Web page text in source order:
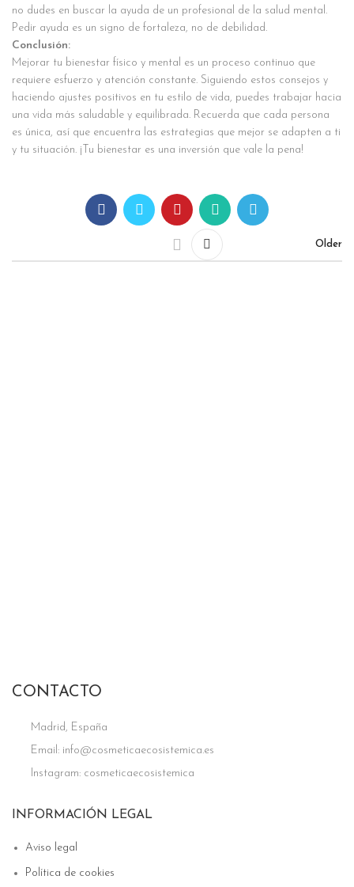
no dudes en buscar la ayuda de un profesional de la salud mental.
Pedir ayuda es un signo de fortaleza, no de debilidad.
Conclusión:
Mejorar tu bienestar físico y mental es un proceso continuo que
requiere esfuerzo y atención constante. Siguiendo estos consejos y
haciendo ajustes positivos en tu estilo de vida, puedes trabajar hacia
una vida más saludable y equilibrada. Recuerda que cada persona
es única, así que encuentra las estrategias que mejor se adapten a ti
y tu situación. ¡Tu bienestar es una inversión que vale la pena!
Older
CONTACTO
Madrid, España
Email: info@cosmeticaecosistemica.es
Instagram: cosmeticaecosistemica
INFORMACIÓN LEGAL
Aviso legal
Política de cookies